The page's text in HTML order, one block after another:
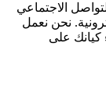
الاجتماعي
نحن نعمل
كيانك على